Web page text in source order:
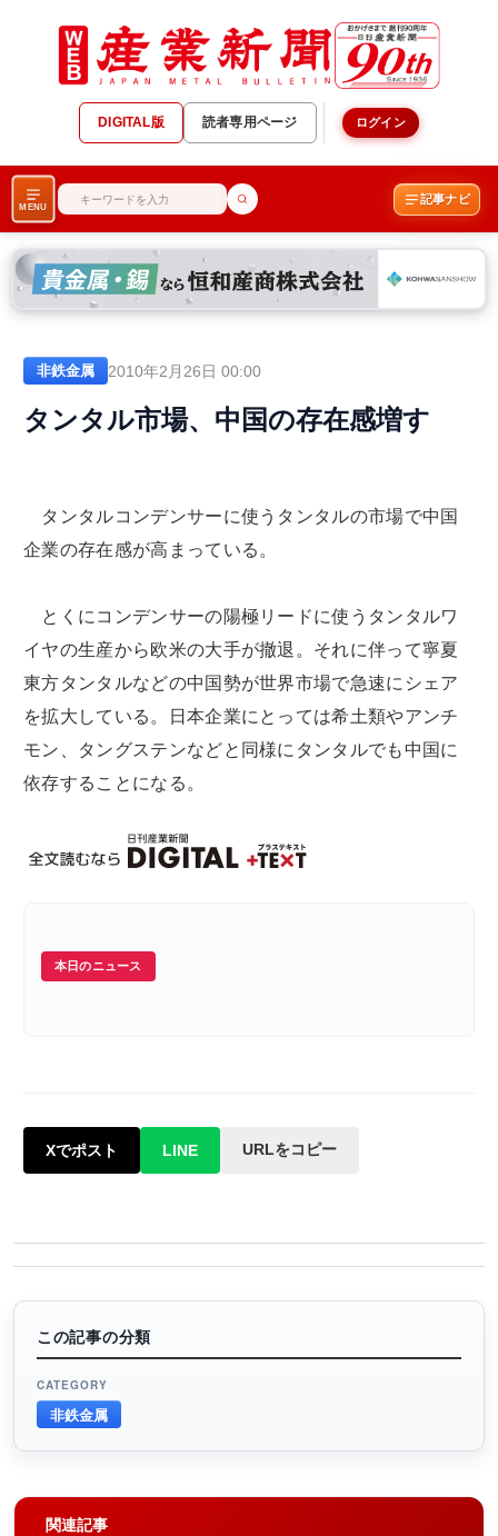
DIGITAL版 読者専用ページ ログイン
MENU
記事ナビ
非鉄金属 2010年2月26日 00:00
タンタル市場、中国の存在感増す
タンタルコンデンサーに使うタンタルの市場で中国
企業の存在感が高まっている。
とくにコンデンサーの陽極リードに使うタンタルワ
イヤの生産から欧米の大手が撤退。それに伴って寧夏
東方タンタルなどの中国勢が世界市場で急速にシェア
を拡大している。日本企業にとっては希土類やアンチ
モン、タングステンなどと同様にタンタルでも中国に
依存することになる。
本日のニュース
Xでポスト LINE URLをコピー
この記事の分類
CATEGORY
非鉄金属
関連記事